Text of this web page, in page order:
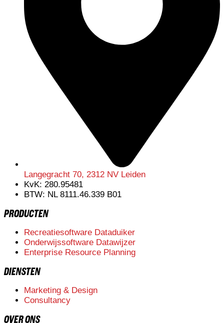
Langegracht 70, 2312 NV Leiden
KvK: 280.95481
BTW: NL 8111.46.339 B01
PRODUCTEN
Recreatiesoftware Dataduiker
Onderwijssoftware Datawijzer
Enterprise Resource Planning
DIENSTEN
Marketing & Design
Consultancy
OVER ONS